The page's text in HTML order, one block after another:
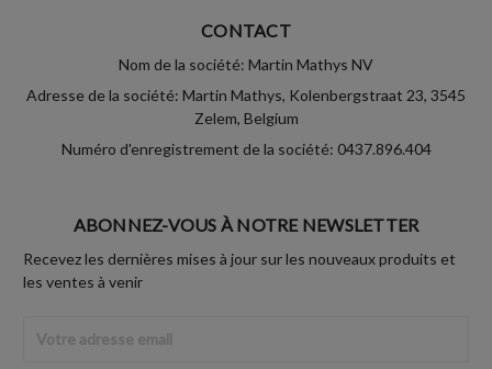
CONTACT
Nom de la société: Martin Mathys NV
Adresse de la société: Martin Mathys, Kolenbergstraat 23, 3545
Zelem, Belgium
Numéro d'enregistrement de la société: 0437.896.404
ABONNEZ-VOUS À NOTRE NEWSLETTER
Recevez les dernières mises à jour sur les nouveaux produits et
les ventes à venir
Email